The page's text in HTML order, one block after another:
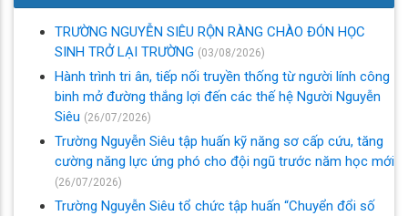
TRƯỜNG NGUYỄN SIÊU RỘN RÀNG CHÀO ĐÓN HỌC
SINH TRỞ LẠI TRƯỜNG (03/08/2026)
Hành trình tri ân, tiếp nối truyền thống từ người lính công
binh mở đường thắng lợi đến các thế hệ Người Nguyễn
Siêu (26/07/2026)
Trường Nguyễn Siêu tập huấn kỹ năng sơ cấp cứu, tăng
cường năng lực ứng phó cho đội ngũ trước năm học mới
(26/07/2026)
Trường Nguyễn Siêu tổ chức tập huấn “Chuyển đổi số